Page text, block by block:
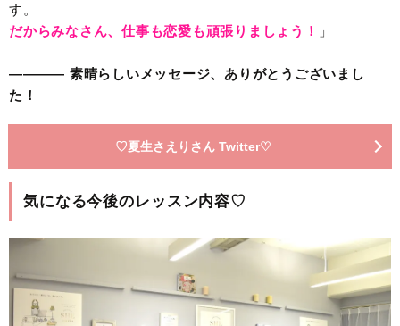
す。
だからみなさん、仕事も恋愛も頑張りましょう！
」
———— 素晴らしいメッセージ、ありがとうございまし
た！
♡夏生さえりさん Twitter♡
気になる今後のレッスン内容♡